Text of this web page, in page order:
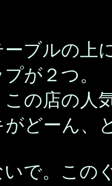
ブルの上
が２つ。
の店の人
がどーん、
いで。こ